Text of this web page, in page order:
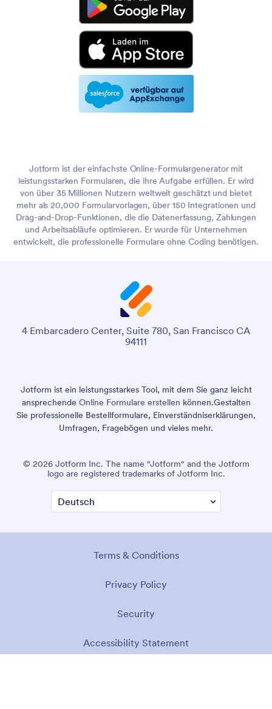
Jotform ist der einfachste Online-Formulargenerator mit
leistungsstarken Formularen, die ihre Aufgabe erfüllen. Er wird
von über 35 Millionen Nutzern weltweit geschätzt und bietet
mehr als 20,000 Formularvorlagen, über 150 Integrationen und
Drag-and-Drop-Funktionen, die die Datenerfassung, Zahlungen
und Arbeitsabläufe optimieren. Er wurde für Unternehmen
entwickelt, die professionelle Formulare ohne Coding benötigen.
4 Embarcadero Center, Suite 780, San Francisco CA
94111
Jotform ist ein leistungsstarkes Tool, mit dem Sie ganz leicht
ansprechende Online Formulare erstellen können.Gestalten
Sie professionelle Bestellformulare, Einverständniserklärungen,
Umfragen, Fragebögen und vieles mehr.
© 2026 Jotform Inc. The name "Jotform" and the Jotform
logo are registered trademarks of Jotform Inc.
Terms & Conditions
Privacy Policy
Security
Accessibility Statement